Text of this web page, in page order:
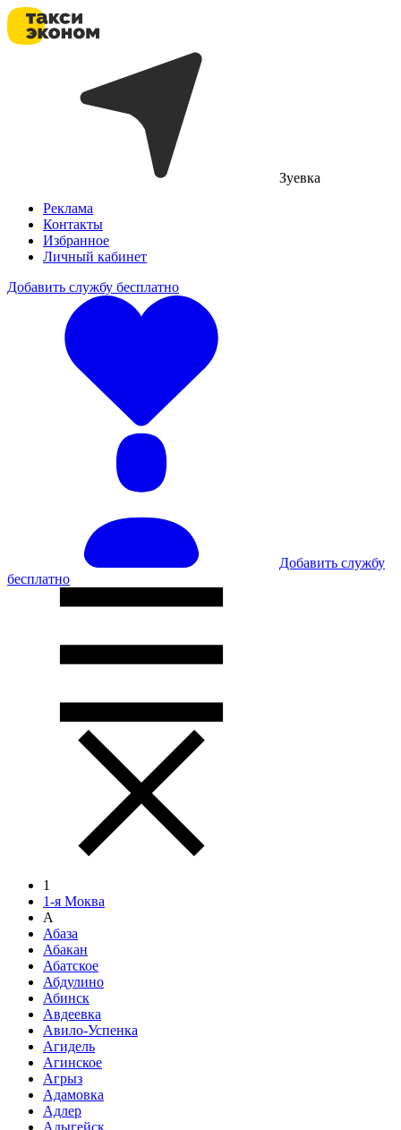
Зуевка
Реклама
Контакты
Избранное
Личный кабинет
Добавить службу бесплатно
Добавить службу
бесплатно
1
1-я Моква
А
Абаза
Абакан
Абатское
Абдулино
Абинск
Авдеевка
Авило-Успенка
Агидель
Агинское
Агрыз
Адамовка
Адлер
Адыгейск